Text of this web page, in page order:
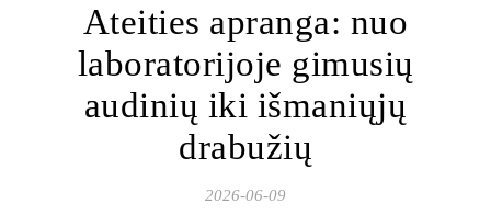
Ateities apranga: nuo
laboratorijoje gimusių
audinių iki išmaniųjų
drabužių
2026-06-09